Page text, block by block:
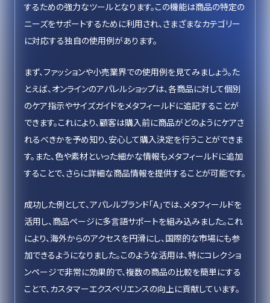
するための強力なツールとなります。この機能は商品の特定の
ニーズをサポートするために利用され、さまざまなカテゴリー
に対応する独自の使用例があります。
まず、ファッションや小売業界での使用例を見てみましょう。た
とえば、オンラインのアパレルショップは、各商品に対して個別
のケア指示やサイズガイドをメタフィールドに追記することが
できます。これにより、顧客は購入前に商品がどのようにケアさ
れるべきかを予め知り、安心して購入決定を行うことができま
す。また、色や素材といった細かな情報もメタフィールドに追加
することで、さらに詳細な商品情報を提供することが可能です。
成功した例として、アパレルブランド「A」では、メタフィールドを
活用し、商品ページに多言語サポートを組み込みました。これ
により、海外からのアクセスを円滑にし、国際的な市場にも参
加できるようになりました。このような活用は、特にコレクショ
ンページで非常に効果的で、複数の商品の比較を簡単にする
ことで、カスタマーエクスペリエンスの向上に貢献しています。